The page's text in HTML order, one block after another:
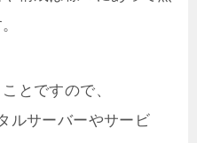
とですので、
ルサーバーやサービ